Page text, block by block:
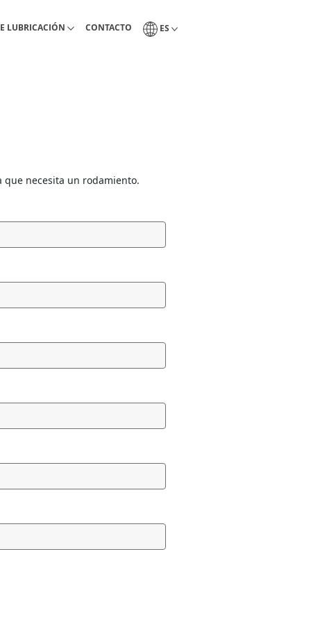
de lubricacón
LUBRICACIÓN Pagina de contacto Interlub
CONTACTO Selección del idioma
ES
necesita un rodamiento.